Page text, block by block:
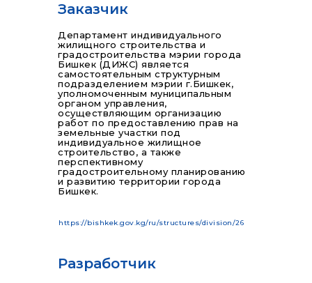
Разработчик
Заказчик
Департамент индивидуального
жилищного строительства и
градостроительства мэрии города
Бишкек (ДИЖС) является
самостоятельным структурным
подразделением мэрии г.Бишкек,
уполномоченным муниципальным
органом управления,
осуществляющим организацию
работ по предоставлению прав на
земельные участки под
индивидуальное жилищное
строительство, а также
перспективному
градостроительному планированию
и развитию территории города
Бишкек.
https://bishkek.gov.kg/ru/structures/division/26